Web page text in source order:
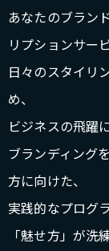
あなたのブラン
リプションサー
日々のスタイリ
め、
ビジネスの飛躍
ブランディング
方に向けた、
実践的なプログ
「魅せ方」が